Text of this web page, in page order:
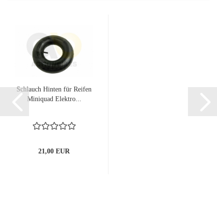
Schlauch Hinten für Reifen
Miniquad Elektro...
21,00 EUR